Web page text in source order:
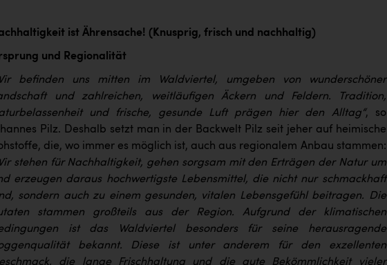
ist Ährensache! (Knusprig, frisch und nachhaltig)
und Regionalität
befinden uns mitten im Waldviertel, umgeben von wunderschöner
und zahlreichen, weitläufigen Äckern und Feldern. Tradition,
und frische, gesunde Luft prägen hier den Alltag“, so
Pilz. Deshalb setzt man in der Backwelt Pilz seit jeher auf heimische
die, wo immer es möglich ist, auch aus regionalem Anbau stammen:
stehen für Nachhaltigkeit, gehen sorgsam mit den Erträgen der Natur um
erzeugen daraus hochwertigste Lebensmittel, die nicht nur schmackhaft
sondern auch zu einem gesunden, vitalen Lebensgefühl beitragen. Die
stammen großteils aus der Region. Aufgrund der klimatischen
ist das Waldviertel besonders für seine herausragende
bekannt. Diese ist unter anderem für den exzellenten
die lange Frischhaltung und die gute Bekömmlichkeit vieler